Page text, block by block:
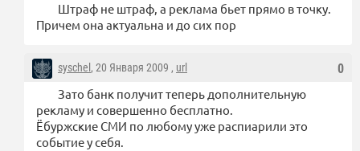
Штраф не штраф, а реклама бьет прямо в точку.
Причем она актуальна и до сих пор
0
syschel , 20 Января 2009 , url
Зато банк получит теперь дополнительную
рекламу и совершенно бесплатно.
Ёбуржские СМИ по любому уже распиарили это
событие у себя.